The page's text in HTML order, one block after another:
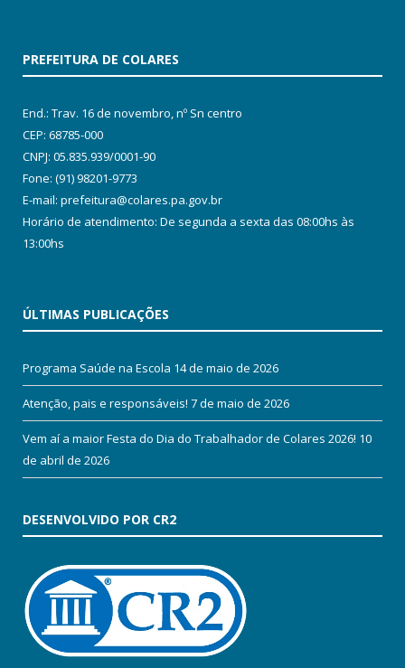
PREFEITURA DE COLARES
End.: Trav. 16 de novembro, nº Sn centro
CEP: 68785-000
CNPJ: 05.835.939/0001-90
Fone: (91) 98201-9773
E-mail: prefeitura@colares.pa.gov.br
Horário de atendimento: De segunda a sexta das 08:00hs às
13:00hs
ÚLTIMAS PUBLICAÇÕES
Programa Saúde na Escola 14 de maio de 2026
Atenção, pais e responsáveis! 7 de maio de 2026
Vem aí a maior Festa do Dia do Trabalhador de Colares 2026! 10
de abril de 2026
DESENVOLVIDO POR CR2